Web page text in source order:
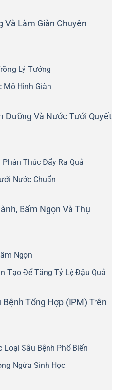
Và Làm Giàn Chuyên
Lý Tưởng
Mô Hình Giàn
Dưỡng Và Nước Tưới Quyết
Phân Thúc Đẩy Ra Quả
Nước Chuẩn
Bấm Ngọn Và Thụ
Ngọn
Tạo Để Tăng Tỷ Lệ Đậu Quả
Bệnh Tổng Hợp (IPM) Trên
Loại Sâu Bệnh Phổ Biến
Ngừa Sinh Học